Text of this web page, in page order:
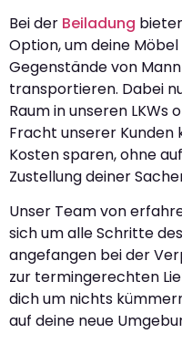
Bei der Beiladung
Option, um deine
Gegenstände von
transportieren. Dabei
Raum in unseren LKWs
Fracht unserer Kunden
Kosten sparen, ohne
Zustellung deiner
Unser Team von
sich um alle Schritte
angefangen bei der
zur termingerechten
dich um nichts
auf deine neue